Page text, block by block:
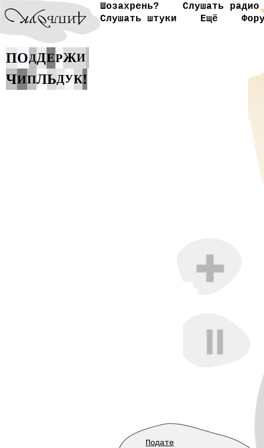
Шозахрень?
Слушать радио
Слушать штуки
Ещё
ПОДДЕРЖИ
ЧИПЛЬДУК!
Подате